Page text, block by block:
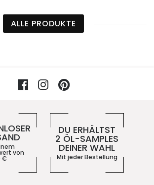
ALLE PRODUKTE
FacebookInstagram
von
€
DU ERHÄLTST
2 ÖL-SAMPLES
DEINER WAHL
Mit jeder Bestellung